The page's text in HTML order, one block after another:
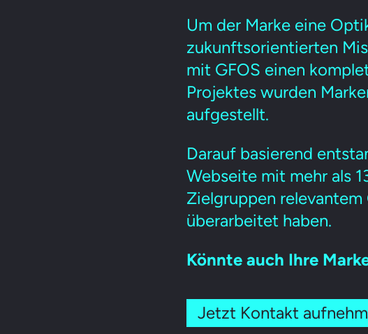
Um der Marke eine
zukunftsorientierten
mit GFOS einen
Projektes wurden
aufgestellt.
Darauf basierend
Webseite mit mehr als
Zielgruppen
überarbeitet haben.
Könnte auch Ihre
Jetzt Kontakt